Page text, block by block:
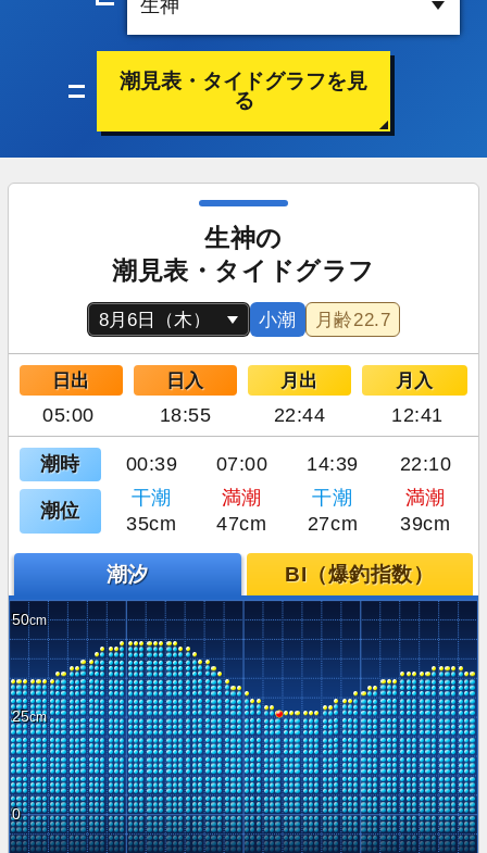
潮見表・タイドグラフを見
る
生神の
潮見表・タイドグラフ
小潮 月齢22.7
日出 日入 月出 月入
05:00 18:55 22:44 12:41
潮時 00:39 07:00 14:39 22:10
潮位
干潮 満潮 干潮
満潮
35cm
47cm 27cm 39cm
潮汐 BI（爆釣指数）
50
25
0